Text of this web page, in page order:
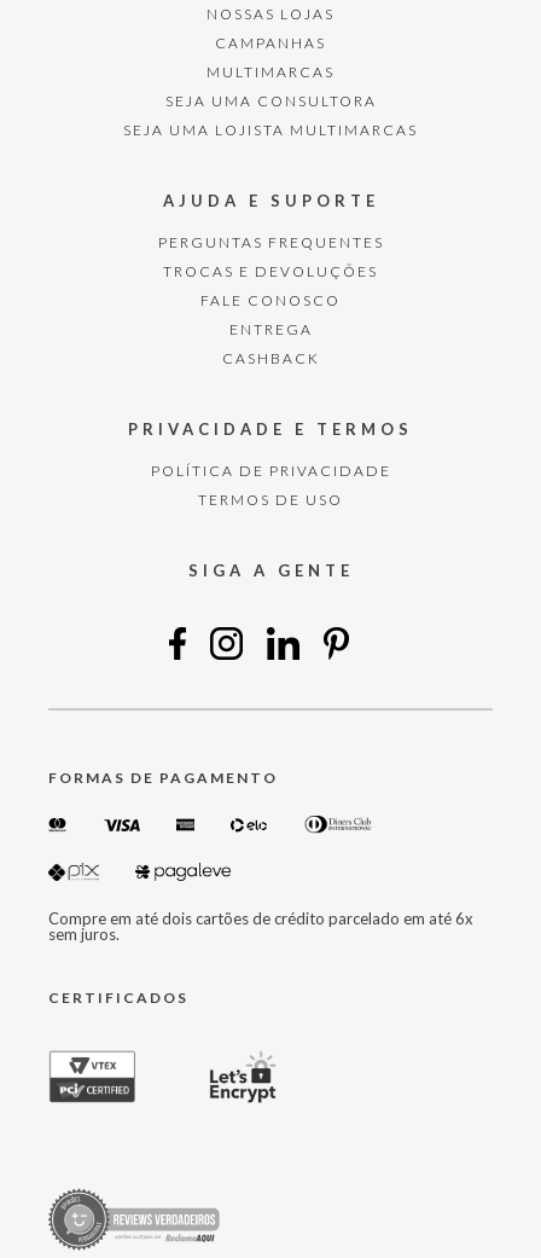
NOSSAS LOJAS
CAMPANHAS
MULTIMARCAS
SEJA UMA CONSULTORA
SEJA UMA LOJISTA MULTIMARCAS
AJUDA E SUPORTE
PERGUNTAS FREQUENTES
TROCAS E DEVOLUÇÕES
FALE CONOSCO
ENTREGA
CASHBACK
PRIVACIDADE E TERMOS
POLÍTICA DE PRIVACIDADE
TERMOS DE USO
SIGA A GENTE
FORMAS DE PAGAMENTO
Compre em até dois cartões de crédito parcelado em até 6x
sem juros.
CERTIFICADOS